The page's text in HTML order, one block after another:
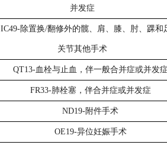
并发症
IC49-除置换/翻修外的髋、肩、膝、肘、踝和
关节其他手术
QT13-血栓与止血，伴一般合并症或并发
FR33-肺栓塞，伴合并症或并发症
ND19-附件手术
OE19-异位妊娠手术